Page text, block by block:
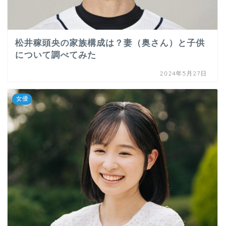
松井稼頭央の家族構成は？妻（奥さん）と子供
について調べてみた
2024年5月27日
女優